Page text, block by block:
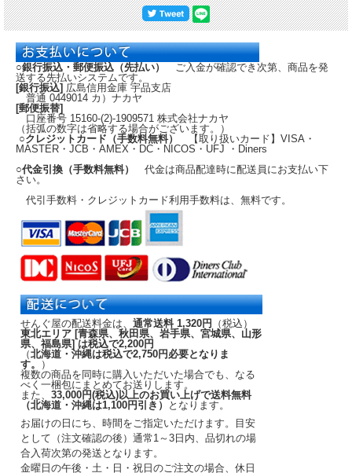
○銀行振込・郵便振込（先払い）
ご入金が確認でき次第、商品を発
送する先払いシステムです。
[銀行振込] 広島信用金庫 宇品支店
普通 0449014 カ）ナカヤ
[郵便振替]
口座番号 15160-(2)-1909571 株式会社ナカヤ
（括弧の数字は省略する場合がございます。）
○クレジットカード（手数料無料）
【取り扱いカード】VISA・
MASTER・JCB・AMEX・DC・NICOS・UFJ ・Diners
○代金引換（手数料無料） 代金は商品配達時に配送員にお支払い下
さい。
代引手数料・クレジットカード利用手数料は、無料です。
せんぐ屋の配送料金は、 通常送料 1,320円
（税込）
東北エリア [青森県、秋田県、岩手県、宮城県、山形
県、福島県] は税込で2,200円
（北海道・沖縄は税込で2,750円必要となりま
す。
）
複数の商品を同時に購入いただいた場合でも、なる
べく一梱包にまとめてお送りします。
また、 33,000円(税込)以上のお買い上げで送料無料
（北海道・沖縄は1,100円引き）
となります。
お届けの日にち、時間をご指定いただけます。
目安
として（注文確認の後） 通常1～3日内 、品切れの場
合入荷次第の発送となります。
金曜日の午後・土・日・祝日のご注文の場合、休日